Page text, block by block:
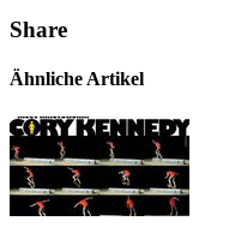
Share
Ähnliche Artikel